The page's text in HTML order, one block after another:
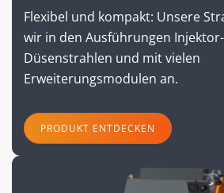
Flexibel und kompakt: Unsere
wir in den Ausführungen
Düsenstrahlen und mit vielen
Erweiterungsmodulen an.
PRODUKT ENTDECKEN